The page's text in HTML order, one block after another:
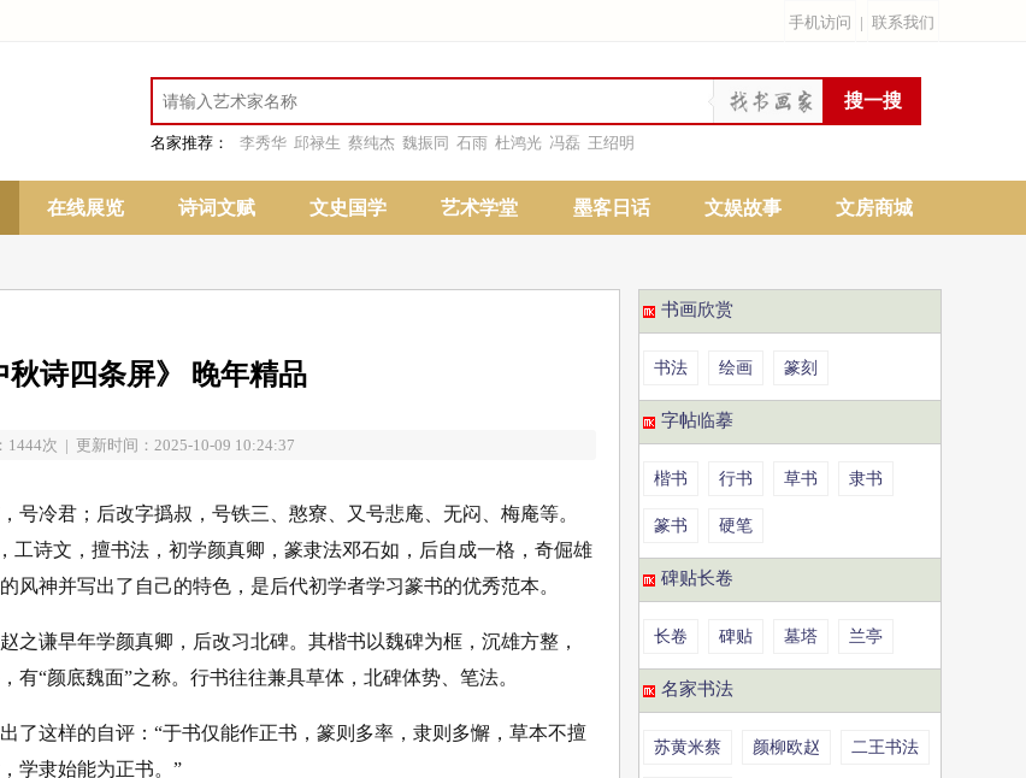
手机访问 | 联系我们
名家推荐： 李秀华 邱禄生 蔡纯杰 魏振同 石雨 杜鸿光 冯磊 王绍明
在线展览 诗词文赋 文史国学 艺术学堂 墨客日话 文娱故事 文房商城
秋诗四条屏》 晚年精品
1444次 | 更新时间：2025-10-09 10:24:37
号冷君；后改字撝叔，号铁三、憨寮、又号悲庵、无闷、梅庵等。
工诗文，擅书法，初学颜真卿，篆隶法邓石如，后自成一格，奇倔雄
神并写出了自己的特色，是后代初学者学习篆书的优秀范本。
谦早年学颜真卿，后改习北碑。其楷书以魏碑为框，沉雄方整，
“颜底魏面”之称。行书往往兼具草体，北碑体势、笔法。
了这样的自评：“于书仅能作正书，篆则多率，隶则多懈，草本不擅
学隶始能为正书。”
书画欣赏
书法 绘画 篆刻
字帖临摹
楷书 行书 草书 隶书
篆书 硬笔
碑贴长卷
长卷 碑贴 墓塔 兰亭
名家书法
苏黄米蔡 颜柳欧赵 二王书法